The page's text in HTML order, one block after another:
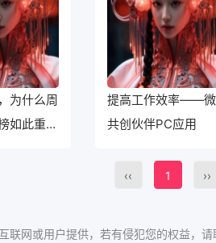
为什么周
如此重
提高工作效率——
共创伙伴PC应用
‹‹ 1 ››
联网或用户提供，若有侵犯您的权益，